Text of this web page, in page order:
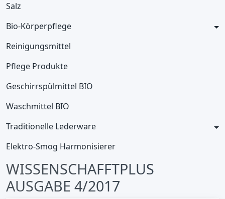
Salz
Bio-Körperpflege
Reinigungsmittel
Pflege Produkte
Geschirrspülmittel BIO
Waschmittel BIO
Traditionelle Lederware
Elektro-Smog Harmonisierer
WISSENSCHAFFTPLUS
AUSGABE 4/2017